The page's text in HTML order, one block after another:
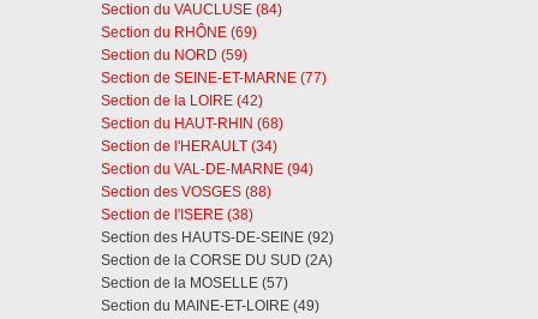
Section du VAUCLUSE (84)
Section du RHÔNE (69)
Section du NORD (59)
Section de SEINE-ET-MARNE (77)
Section de la LOIRE (42)
Section du HAUT-RHIN (68)
Section de l'HERAULT (34)
Section du VAL-DE-MARNE (94)
Section des VOSGES (88)
Section de l'ISERE (38)
Section des HAUTS-DE-SEINE (92)
Section de la CORSE DU SUD (2A)
Section de la MOSELLE (57)
Section du MAINE-ET-LOIRE (49)